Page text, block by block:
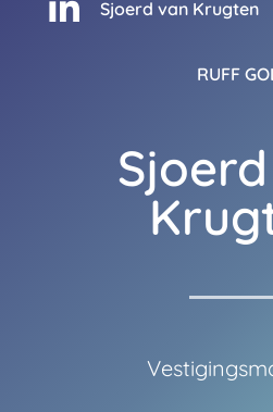
 Sjoerd van Krugten
RUFF